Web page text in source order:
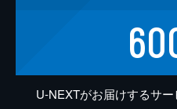
U-NEXTがお届けするサ